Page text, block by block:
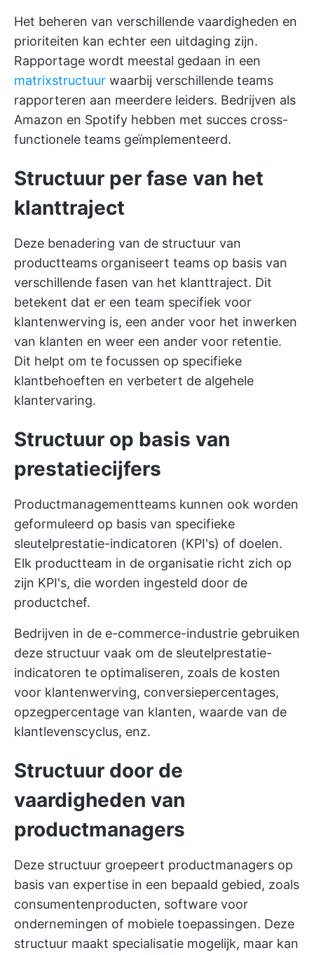
Het beheren van verschillende vaardigheden en
prioriteiten kan echter een uitdaging zijn.
Rapportage wordt meestal gedaan in een
matrixstructuur waarbij verschillende teams
rapporteren aan meerdere leiders. Bedrijven als
Amazon en Spotify hebben met succes cross-
functionele teams geïmplementeerd.
Structuur per fase van het
klanttraject
Deze benadering van de structuur van
productteams organiseert teams op basis van
verschillende fasen van het klanttraject. Dit
betekent dat er een team specifiek voor
klantenwerving is, een ander voor het inwerken
van klanten en weer een ander voor retentie.
Dit helpt om te focussen op specifieke
klantbehoeften en verbetert de algehele
klantervaring.
Structuur op basis van
prestatiecijfers
Productmanagementteams kunnen ook worden
geformuleerd op basis van specifieke
sleutelprestatie-indicatoren (KPI's) of doelen.
Elk productteam in de organisatie richt zich op
zijn KPI's, die worden ingesteld door de
productchef.
Bedrijven in de e-commerce-industrie gebruiken
deze structuur vaak om de sleutelprestatie-
indicatoren te optimaliseren, zoals de kosten
voor klantenwerving, conversiepercentages,
opzegpercentage van klanten, waarde van de
klantlevenscyclus, enz.
Structuur door de
vaardigheden van
productmanagers
Deze structuur groepeert productmanagers op
basis van expertise in een bepaald gebied, zoals
consumentenproducten, software voor
ondernemingen of mobiele toepassingen. Deze
structuur maakt specialisatie mogelijk, maar kan